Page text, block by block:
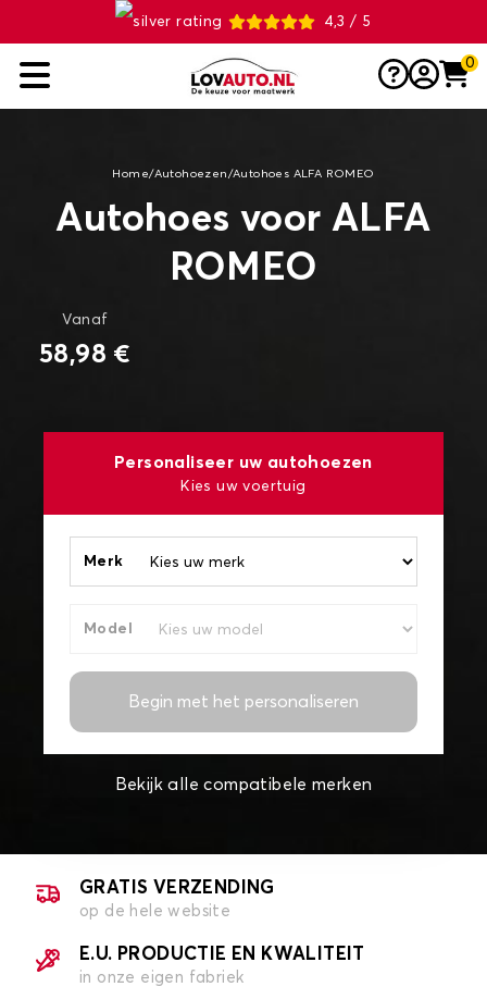
4,3 / 5
0
Home/Autohoezen /Autohoes ALFA ROMEO
Autohoes voor ALFA
ROMEO
Vanaf
58,98 €
Personaliseer uw autohoezen
Kies uw voertuig
Merk
Model
Begin met het personaliseren
Bekijk alle compatibele merken
GRATIS VERZENDING
op de hele website
E.U. PRODUCTIE EN KWALITEIT
in onze eigen fabriek